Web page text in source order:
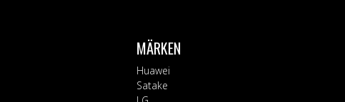
MÄRKEN
Huawei
Satake